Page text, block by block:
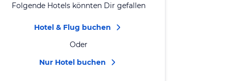
Folgende Hotels könnten Dir gefallen
Hotel & Flug buchen
Oder
Nur Hotel buchen